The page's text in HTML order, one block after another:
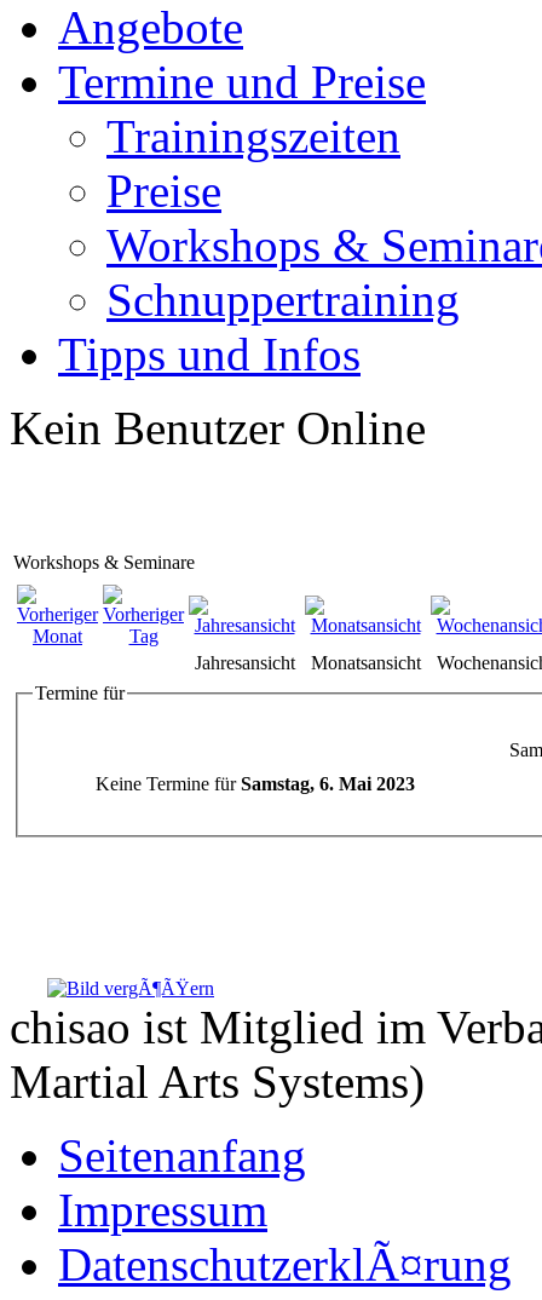
Angebote
Termine und Preise
Trainingszeiten
Preise
Workshops &
Schnuppertraining
Tipps und Infos
Kein Benutzer Online
Workshops & Seminare
Jahresansicht Monatsansicht
Termine für
Keine Termine fürSamstag, 6. Mai 2023
chisao ist Mitglied im
Martial Arts Systems)
Seitenanfang
Impressum
DatenschutzerklÃ¤rung